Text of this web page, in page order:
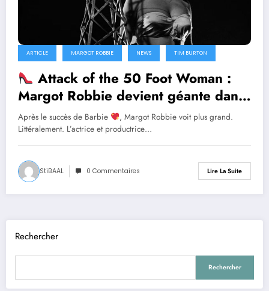
ARTICLE MARGOT ROBBIE NEWS TIM BURTON
Attack of the 50 Foot Woman :
Margot Robbie devient géante dans
le remake délirant de Tim Burton
Après le succès de Barbie
, Margot Robbie voit plus grand.
Littéralement. L’actrice et productrice…
StiBAAL 0 Commentaires Lire La Suite
Rechercher
Rechercher